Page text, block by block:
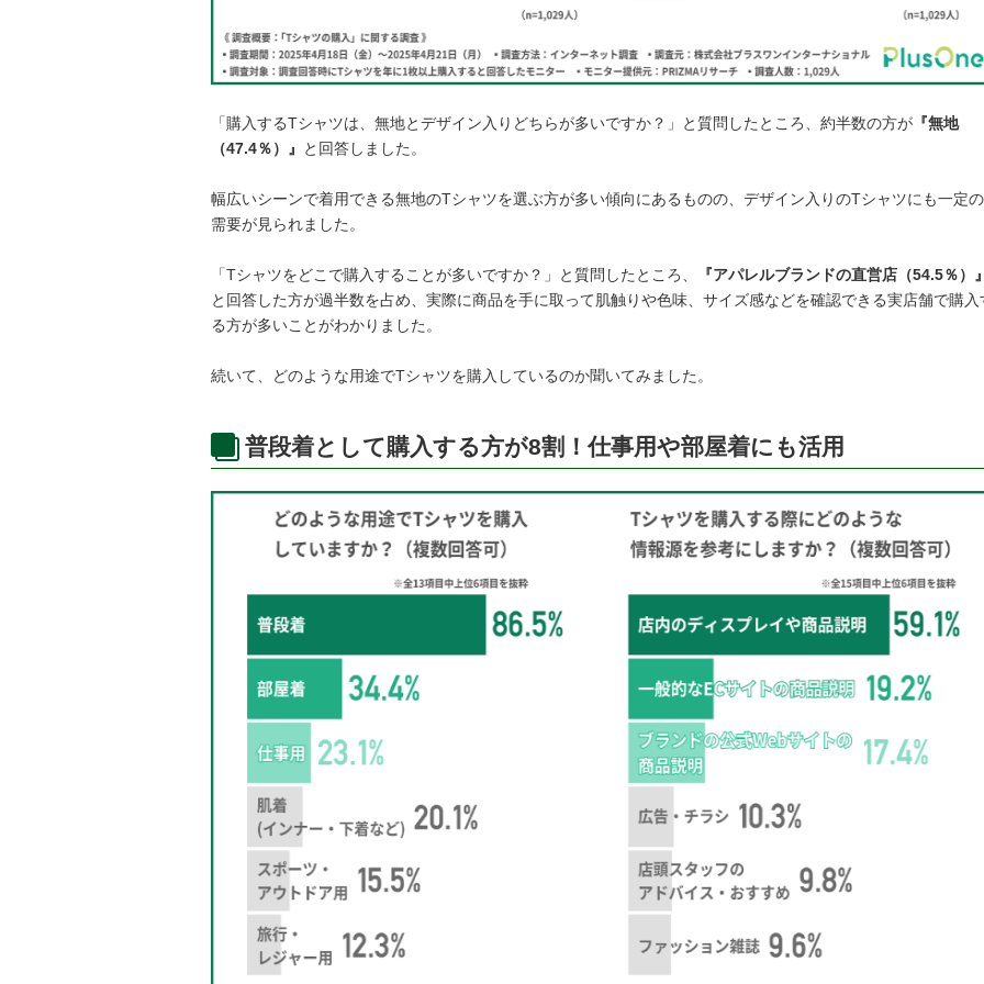
「購入するTシャツは、無地とデザイン入りどちらが多いですか？」と質問したところ、約半数の方が 『無地
（47.4％）』
と回答しました。
幅広いシーンで着用できる無地のTシャツを選ぶ方が多い傾向にあるものの、デザイン入りのTシャツにも一定の
需要が見られました。
「Tシャツをどこで購入することが多いですか？」と質問したところ、
『アパレルブランドの直営店（54.5％）
と回答した方が過半数を占め、実際に商品を手に取って肌触りや色味、サイズ感などを確認できる実店舗で購入
る方が多いことがわかりました。
続いて、どのような用途でTシャツを購入しているのか聞いてみました。
普段着として購入する方が8割！仕事用や部屋着にも活用